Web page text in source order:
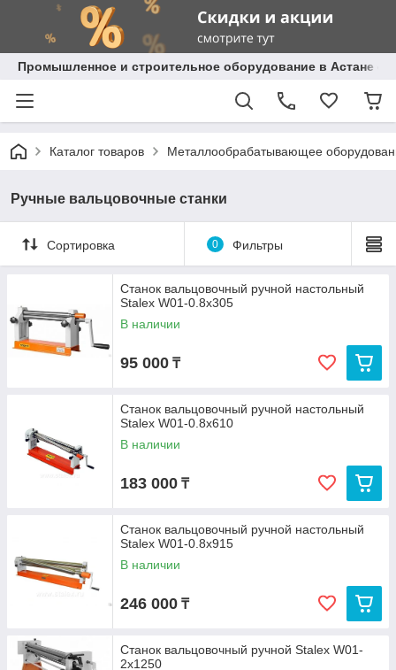
Промышленное и строительное оборудование в Астане с
Каталог товаров Металлообрабатывающее
Ручные вальцовочные станки
Сортировка 0 Фильтры
Станок вальцовочный ручной настольный
Stalex W01-0.8х305
В наличии
95 000 ₸
Станок вальцовочный ручной настольный
Stalex W01-0.8х610
В наличии
183 000 ₸
Станок вальцовочный ручной настольный
Stalex W01-0.8х915
В наличии
246 000 ₸
Станок вальцовочный ручной Stalex W01-
2х1250